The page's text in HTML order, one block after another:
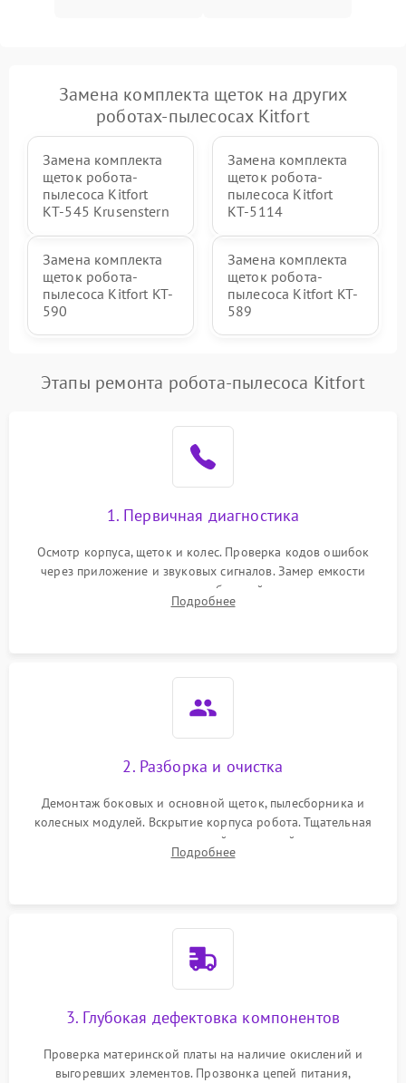
Замена комплекта щеток на других
роботах-пылесосах Kitfort
Замена комплекта
щеток робота-
пылесоса Kitfort
КТ-545 Krusenstern
Замена комплекта
щеток робота-
пылесоса Kitfort
КТ-5114
Замена комплекта
щеток робота-
пылесоса Kitfort KT-
590
Замена комплекта
щеток робота-
пылесоса Kitfort KT-
589
Этапы ремонта робота-пылесоса Kitfort
1. Первичная диагностика
Осмотр корпуса, щеток и колес. Проверка кодов ошибок
через приложение и звуковых сигналов. Замер емкости
аккумулятора и тестирование базовой станции зарядки.
Оценка работы лидара, бампера и датчиков падения для
Подробнее
2. Разборка и очистка
Демонтаж боковых и основной щеток, пылесборника и
колесных модулей. Вскрытие корпуса робота. Тщательная
очистка внутренних полостей, шестерней и плат от
скопившейся пыли, волос и шерсти животных с
Подробнее
3. Глубокая дефектовка компонентов
Проверка материнской платы на наличие окислений и
выгоревших элементов. Прозвонка цепей питания,